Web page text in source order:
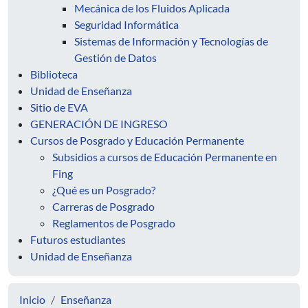
Mecánica de los Fluidos Aplicada
Seguridad Informática
Sistemas de Información y Tecnologías de
Gestión de Datos
Biblioteca
Unidad de Enseñanza
Sitio de EVA
GENERACIÓN DE INGRESO
Cursos de Posgrado y Educación Permanente
Subsidios a cursos de Educación Permanente en
Fing
¿Qué es un Posgrado?
Carreras de Posgrado
Reglamentos de Posgrado
Futuros estudiantes
Unidad de Enseñanza
Inicio
Enseñanza